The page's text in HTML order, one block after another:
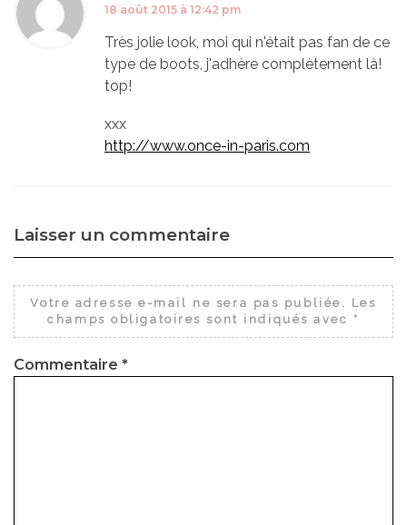
18 août 2015 à 12:42 pm
Très jolie look, moi qui n'était pas fan de ce
type de boots, j'adhère complètement là!
top!
xxx
http://www.once-in-paris.com
Laisser un commentaire
Votre adresse e-mail ne sera pas publiée.
Les
champs obligatoires sont indiqués avec *
Commentaire *